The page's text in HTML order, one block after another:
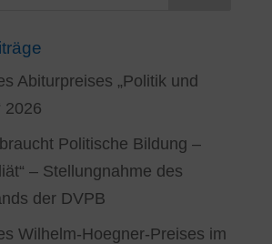
Abiturpreises „Politik und
2026
Politische Bildung –
– Stellungnahme des
der DVPB
Wilhelm-Hoegner-Preises im